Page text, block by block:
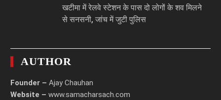
खटीमा में रेलवे स्टेशन के पास दो लोगों के शव मिलने
से सनसनी, जांच में जुटी पुलिस
AUTHOR
Founder – Ajay Chauhan
Website – www.samacharsach.com